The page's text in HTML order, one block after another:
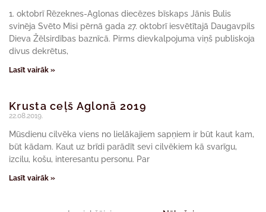
1. oktobrī Rēzeknes-Aglonas diecēzes bīskaps Jānis Bulis
svinēja Svēto Misi pērnā gada 27. oktobrī iesvētītajā Daugavpils
Dieva Žēlsirdības baznīcā. Pirms dievkalpojuma viņš publiskoja
divus dekrētus,
Lasīt vairāk »
Krusta ceļš Aglonā 2019
22.08.2019.
Mūsdienu cilvēka viens no lielākajiem sapņiem ir būt kaut kam,
būt kādam. Kaut uz brīdi parādīt sevi cilvēkiem kā svarīgu,
izcilu, košu, interesantu personu. Par
Lasīt vairāk »